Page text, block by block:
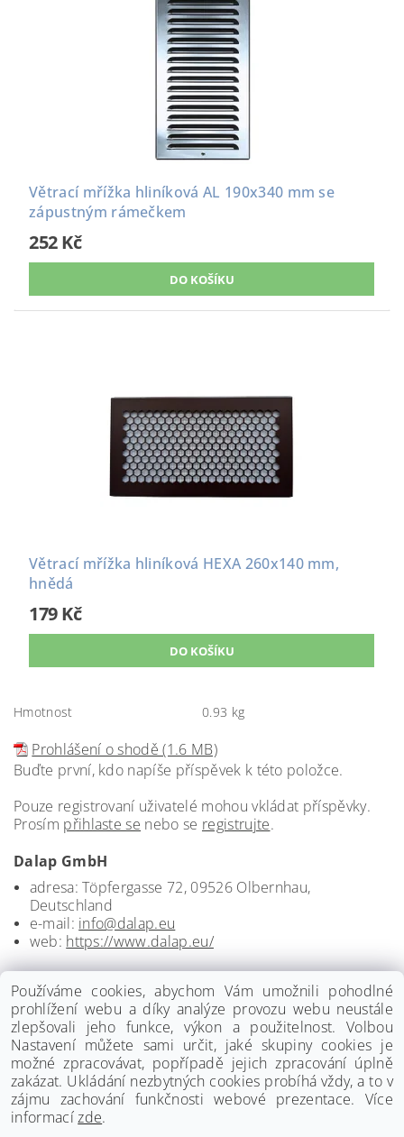
Větrací mřížka hliníková AL 190x340 mm se
zápustným rámečkem
252 Kč
Větrací mřížka hliníková HEXA 260x140 mm,
hnědá
179 Kč
Hmotnost 0.93 kg
Prohlášení o shodě (1.6 MB)
Buďte první, kdo napíše příspěvek k této položce.
Pouze registrovaní uživatelé mohou vkládat příspěvky.
Prosím přihlaste se nebo se registrujte.
Dalap GmbH
adresa: Töpfergasse 72, 09526 Olbernhau,
Deutschland
e-mail: info@dalap.eu
web: https://www.dalap.eu/
www.palmat.cz
Používáme cookies, abychom Vám umožnili pohodlné
prohlížení webu a díky analýze provozu webu neustále
zlepšovali jeho funkce, výkon a použitelnost. Volbou
Nastavení můžete sami určit, jaké skupiny cookies je
možné zpracovávat, popřípadě jejich zpracování úplně
zakázat. Ukládání nezbytných cookies probíhá vždy, a to v
zájmu zachování funkčnosti webové prezentace. Více
informacízde.